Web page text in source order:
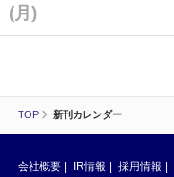
TOP 新刊カレンダー
(月)
会社概要 IR情報 採用情報